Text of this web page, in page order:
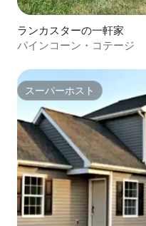
ランカスターの一軒家
パインコーン・コテージ
スーパーホスト
スーパーホスト